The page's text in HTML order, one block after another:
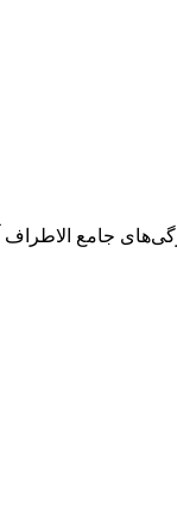
جامع الاطراف